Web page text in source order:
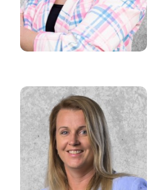
Grażyna Borkowska